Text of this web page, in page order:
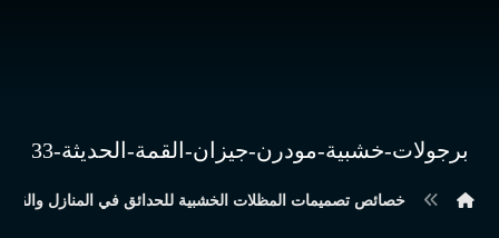
برجولات-خشبية-مودرن-جيزان-القمة-الحديثة-33
خصائص تصميمات المظلات الخشبية للحدائق في المنازل